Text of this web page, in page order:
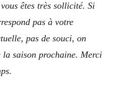
êtes très sollicité. Si
pas à votre
pas de souci, on
la saison prochaine. Merci